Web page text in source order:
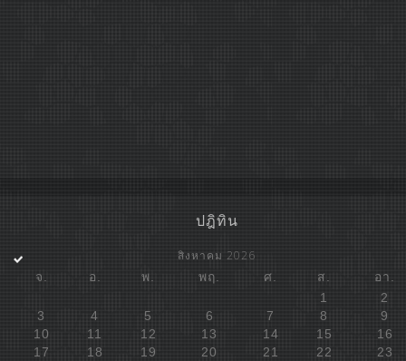
ปฎิทิน
สิงหาคม 2026
จ. อ. พ. พฤ. ศ. ส.
อา.
1
2
3
4 5 6 7 8
9
10
11 12 13 14 15
16
17
18 19 20 21 22
23